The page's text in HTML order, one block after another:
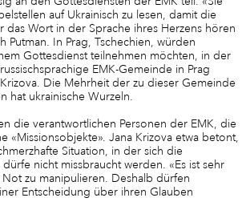
auf Ukrainisch zu lesen, damit die
das Wort in der Sprache ihres Herzens hören
Putman. In Prag, Tschechien, würden
Gottesdienst teilnehmen möchten, in der
EMK-Gemeinde in Prag
Die Mehrheit der zu dieser Gemeinde
hat ukrainische Wurzeln.
die verantwortlichen Personen der EMK, die
«Missionsobjekte». Jana Krizova etwa betont,
Situation, in der sich die
nicht missbraucht werden. «Es ist sehr
zu manipulieren. Deshalb dürfen
Entscheidung über ihren Glauben